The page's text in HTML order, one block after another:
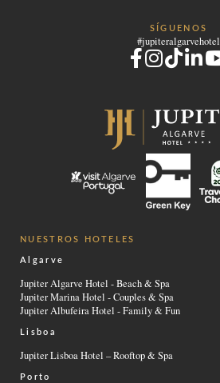
NUESTROS HOTELES
Algarve
Jupiter Algarve Hotel - Beach & Spa
Jupiter Marina Hotel - Couples & Spa
Jupiter Albufeira Hotel - Family & Fun
Lisboa
Jupiter Lisboa Hotel – Rooftop & Spa
Porto
SÍGUENOS
#jupiteralgarvehotel